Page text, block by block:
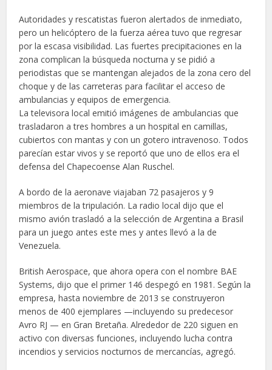
Autoridades y rescatistas fueron alertados de inmediato,
pero un helicóptero de la fuerza aérea tuvo que regresar
por la escasa visibilidad. Las fuertes precipitaciones en la
zona complican la búsqueda nocturna y se pidió a
periodistas que se mantengan alejados de la zona cero del
choque y de las carreteras para facilitar el acceso de
ambulancias y equipos de emergencia.
La televisora local emitió imágenes de ambulancias que
trasladaron a tres hombres a un hospital en camillas,
cubiertos con mantas y con un gotero intravenoso. Todos
parecían estar vivos y se reportó que uno de ellos era el
defensa del Chapecoense Alan Ruschel.
A bordo de la aeronave viajaban 72 pasajeros y 9
miembros de la tripulación. La radio local dijo que el
mismo avión trasladó a la selección de Argentina a Brasil
para un juego antes este mes y antes llevó a la de
Venezuela.
British Aerospace, que ahora opera con el nombre BAE
Systems, dijo que el primer 146 despegó en 1981. Según la
empresa, hasta noviembre de 2013 se construyeron
menos de 400 ejemplares —incluyendo su predecesor
Avro RJ — en Gran Bretaña. Alrededor de 220 siguen en
activo con diversas funciones, incluyendo lucha contra
incendios y servicios nocturnos de mercancías, agregó.